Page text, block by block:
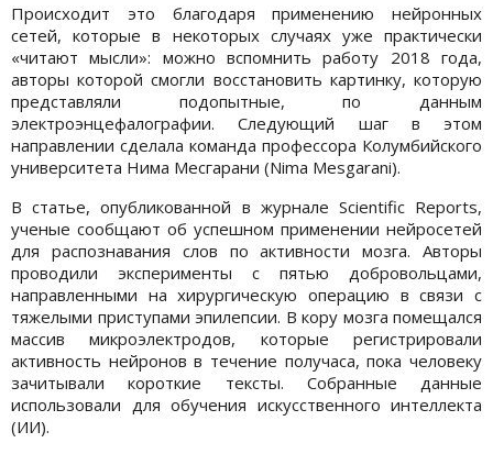
Происходит это благодаря применению нейронных
сетей, которые в некоторых случаях уже практически
«читают мысли»: можно вспомнить работу 2018 года,
авторы которой смогли восстановить картинку, которую
представляли подопытные, по данным
электроэнцефалографии. Следующий шаг в этом
направлении сделала команда профессора Колумбийского
университета Нима Месгарани (Nima Mesgarani).
В статье, опубликованной в журнале Scientific Reports,
ученые сообщают об успешном применении нейросетей
для распознавания слов по активности мозга. Авторы
проводили эксперименты с пятью добровольцами,
направленными на хирургическую операцию в связи с
тяжелыми приступами эпилепсии. В кору мозга помещался
массив микроэлектродов, которые регистрировали
активность нейронов в течение получаса, пока человеку
зачитывали короткие тексты. Собранные данные
использовали для обучения искусственного интеллекта
(ИИ).